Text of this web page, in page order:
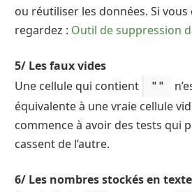
ou réutiliser les données. Si
regardez : Outil de suppression
5/ Les faux vides
Une cellule qui contient
""
équivalente à une vraie cellule
commence à avoir des tests qui
cassent de l’autre.
6/ Les nombres stockés en texte